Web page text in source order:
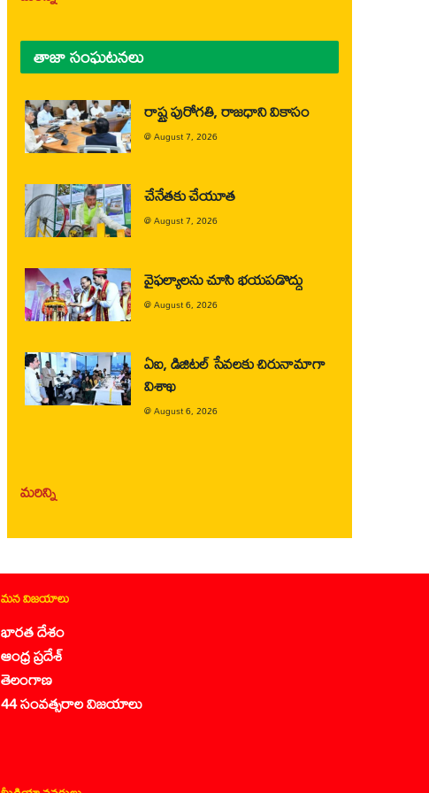
తాజా సంఘటనలు
రాష్ట్ర పురోగతి, రాజధాని వికాసం
@August 7, 2026
చేనేతకు చేయూత
@August 7, 2026
వైఫల్యాలను చూసి భయపడొద్దు
@August 6, 2026
ఏఐ, డిజిటల్ సేవలకు చిరునామాగా
విశాఖ
@August 6, 2026
మరిన్ని
మన విజయాలు
భారత దేశం
ఆంధ్ర ప్రదేశ్
తెలంగాణ
44 సంవత్సరాల విజయాలు